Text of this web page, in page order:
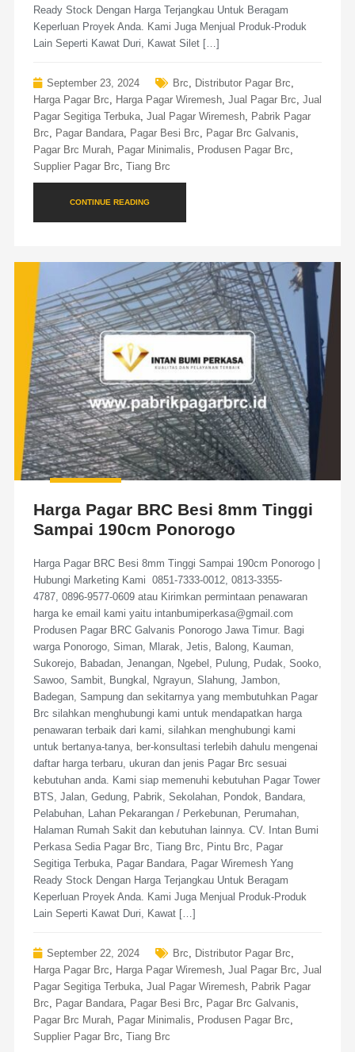
Ready Stock Dengan Harga Terjangkau Untuk Beragam
Keperluan Proyek Anda. Kami Juga Menjual Produk-Produk
Lain Seperti Kawat Duri, Kawat Silet […]
September 23, 2024 Brc, Distributor Pagar Brc,
Harga Pagar Brc, Harga Pagar Wiremesh, Jual Pagar Brc, Jual
Pagar Segitiga Terbuka, Jual Pagar Wiremesh, Pabrik Pagar
Brc, Pagar Bandara, Pagar Besi Brc, Pagar Brc Galvanis,
Pagar Brc Murah, Pagar Minimalis, Produsen Pagar Brc,
Supplier Pagar Brc, Tiang Brc
CONTINUE READING
Harga Pagar BRC Besi 8mm Tinggi
Sampai 190cm Ponorogo
Harga Pagar BRC Besi 8mm Tinggi Sampai 190cm Ponorogo |
Hubungi Marketing Kami 0851-7333-0012, 0813-3355-
4787, 0896-9577-0609 atau Kirimkan permintaan penawaran
harga ke email kami yaitu intanbumiperkasa@gmail.com
Produsen Pagar BRC Galvanis Ponorogo Jawa Timur. Bagi
warga Ponorogo, Siman, Mlarak, Jetis, Balong, Kauman,
Sukorejo, Babadan, Jenangan, Ngebel, Pulung, Pudak, Sooko,
Sawoo, Sambit, Bungkal, Ngrayun, Slahung, Jambon,
Badegan, Sampung dan sekitarnya yang membutuhkan Pagar
Brc silahkan menghubungi kami untuk mendapatkan harga
penawaran terbaik dari kami, silahkan menghubungi kami
untuk bertanya-tanya, ber-konsultasi terlebih dahulu mengenai
daftar harga terbaru, ukuran dan jenis Pagar Brc sesuai
kebutuhan anda. Kami siap memenuhi kebutuhan Pagar Tower
BTS, Jalan, Gedung, Pabrik, Sekolahan, Pondok, Bandara,
Pelabuhan, Lahan Pekarangan / Perkebunan, Perumahan,
Halaman Rumah Sakit dan kebutuhan lainnya. CV. Intan Bumi
Perkasa Sedia Pagar Brc, Tiang Brc, Pintu Brc, Pagar
Segitiga Terbuka, Pagar Bandara, Pagar Wiremesh Yang
Ready Stock Dengan Harga Terjangkau Untuk Beragam
Keperluan Proyek Anda. Kami Juga Menjual Produk-Produk
Lain Seperti Kawat Duri, Kawat […]
September 22, 2024 Brc Distributor Pagar Brc
Harga Pagar Brc
Harga Pagar Wiremesh, Jual Pagar Brc Jual
Pagar Segitiga Terbuka, Jual Pagar Wiremesh,
Pabrik Pagar
Brc
Pagar Bandara, Pagar Besi Brc Pagar Brc Galvanis
Pagar Brc Murah, Pagar Minimalis Produsen Pagar Brc
Supplier Pagar Brc Tiang Brc